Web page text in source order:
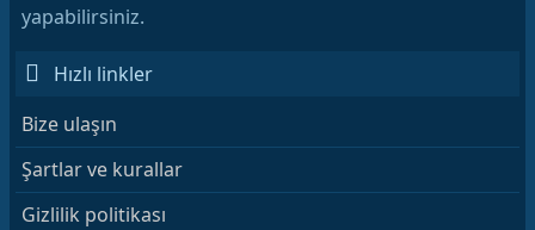
yapabilirsiniz.
Hızlı linkler
Bize ulaşın
Şartlar ve kurallar
Gizlilik politikası